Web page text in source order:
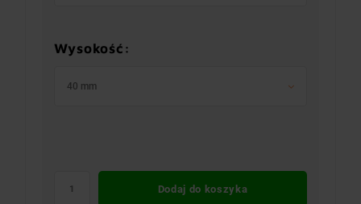
Wysokość:
40 mm
Dodaj do koszyka